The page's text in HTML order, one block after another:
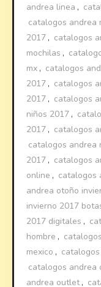
andrea linea ,
catalogos andrea
2017 , catalogos
mochilas ,
mx , catalogos
2017 , catalogos
2017 , catalogos
niños 2017 ,
2017 , catalogos
catalogos andrea
2017 , catalogos
online , catalogos
andrea otoño
invierno 2017
2017 digitales ,
hombre ,
mexico ,
catalogos andrea
andrea outlet,